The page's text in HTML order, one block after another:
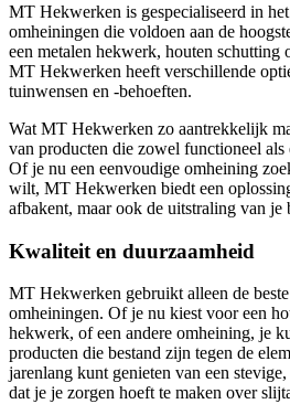
MT Hekwerken is gespecialiseerd in
omheiningen die voldoen aan de
een metalen hekwerk, houten schutting
MT Hekwerken heeft verschillende
tuinwensen en -behoeften.
Wat MT Hekwerken zo aantrekkelijk
van producten die zowel functioneel
Of je nu een eenvoudige omheining
wilt, MT Hekwerken biedt een
afbakent, maar ook de uitstraling van je
Kwaliteit en duurzaamheid
MT Hekwerken gebruikt alleen de
omheiningen. Of je nu kiest voor een
hekwerk, of een andere omheining, je
producten die bestand zijn tegen de
jarenlang kunt genieten van een
dat je je zorgen hoeft te maken over